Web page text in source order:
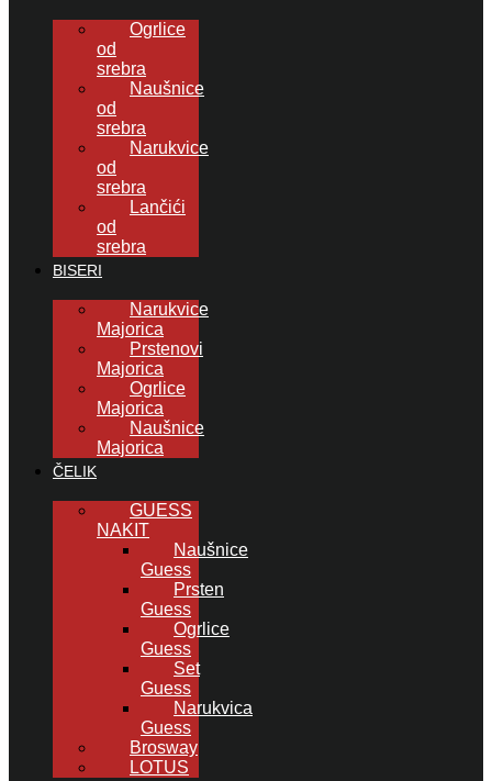
Ogrlice
od
srebra
Naušnice
od
srebra
Narukvice
od
srebra
Lančići
od
srebra
BISERI
Narukvice
Majorica
Prstenovi
Majorica
Ogrlice
Majorica
Naušnice
Majorica
ČELIK
GUESS
NAKIT
Naušnice
Guess
Prsten
Guess
Ogrlice
Guess
Set
Guess
Narukvica
Guess
Brosway
LOTUS